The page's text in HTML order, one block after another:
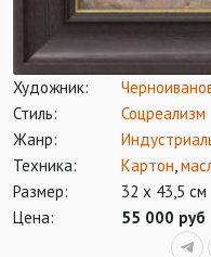
Художник:
Стиль:
Соцреализм
Жанр:
Техника:
Картон
Размер:
32 х 43,5 см
Цена:
55 000 руб